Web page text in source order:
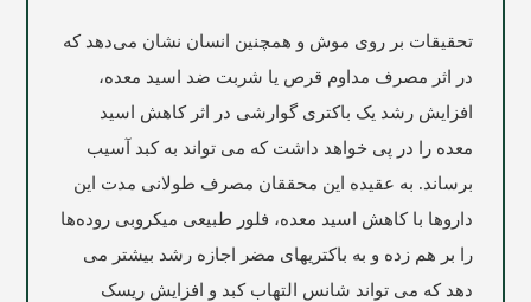
تحقیقات بر روی موش و همچنین انسان نشان می‌دهد که
در اثر مصرف مداوم قرص یا شربت ضد اسید معده،
افزایش رشد یک باکتری گوارشی در اثر کاهش اسید
معده را در پی خواهد داشت که می تواند به کبد آسیب
برساند. به عقیده این محققان مصرف طولانی مدت این
داروها با کاهش اسید معده، فلور طبیعی میکروبی روده‌ها
را بر هم زده و به باکتریهای مضر اجازه رشد بیشتر می
دهد که می تواند شانس التهاب کبد و افزایش ریسک